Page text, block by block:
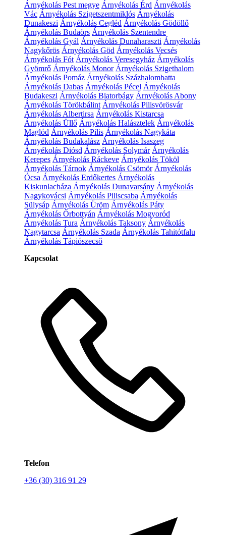
Árnyékolás Pest megye Árnyékolás Érd Árnyékolás
Vác Árnyékolás Szigetszentmiklós Árnyékolás
Dunakeszi Árnyékolás Cegléd Árnyékolás Gödöllő
Árnyékolás Budaörs Árnyékolás Szentendre
Árnyékolás Gyál Árnyékolás Dunaharaszti Árnyékolás
Nagykőrös Árnyékolás Göd Árnyékolás Vecsés
Árnyékolás Fót Árnyékolás Veresegyház Árnyékolás
Gyömrő Árnyékolás Monor Árnyékolás Szigethalom
Árnyékolás Pomáz Árnyékolás Százhalombatta
Árnyékolás Dabas Árnyékolás Pécel Árnyékolás
Budakeszi Árnyékolás Biatorbágy Árnyékolás Abony
Árnyékolás Törökbálint Árnyékolás Pilisvörösvár
Árnyékolás Albertirsa Árnyékolás Kistarcsa
Árnyékolás Üllő Árnyékolás Halásztelek Árnyékolás
Maglód Árnyékolás Pilis Árnyékolás Nagykáta
Árnyékolás Budakalász Árnyékolás Isaszeg
Árnyékolás Diósd Árnyékolás Solymár Árnyékolás
Kerepes Árnyékolás Ráckeve Árnyékolás Tököl
Árnyékolás Tárnok Árnyékolás Csömör Árnyékolás
Ócsa Árnyékolás Erdőkertes Árnyékolás
Kiskunlacháza Árnyékolás Dunavarsány Árnyékolás
Nagykovácsi Árnyékolás Piliscsaba Árnyékolás
Sülysáp Árnyékolás Üröm Árnyékolás Páty
Árnyékolás Őrbottyán Árnyékolás Mogyoród
Árnyékolás Tura Árnyékolás Taksony Árnyékolás
Nagytarcsa Árnyékolás Szada Árnyékolás Tahitótfalu
Árnyékolás Tápiószecső
Kapcsolat
Telefon
+36 (30) 316 91 29